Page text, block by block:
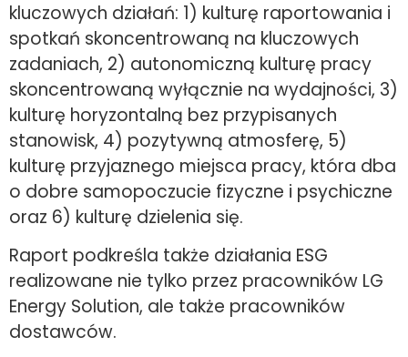
kluczowych działań: 1) kulturę raportowania i
spotkań skoncentrowaną na kluczowych
zadaniach, 2) autonomiczną kulturę pracy
skoncentrowaną wyłącznie na wydajności, 3)
kulturę horyzontalną bez przypisanych
stanowisk, 4) pozytywną atmosferę, 5)
kulturę przyjaznego miejsca pracy, która dba
o dobre samopoczucie fizyczne i psychiczne
oraz 6) kulturę dzielenia się.
Raport podkreśla także działania ESG
realizowane nie tylko przez pracowników LG
Energy Solution, ale także pracowników
dostawców.